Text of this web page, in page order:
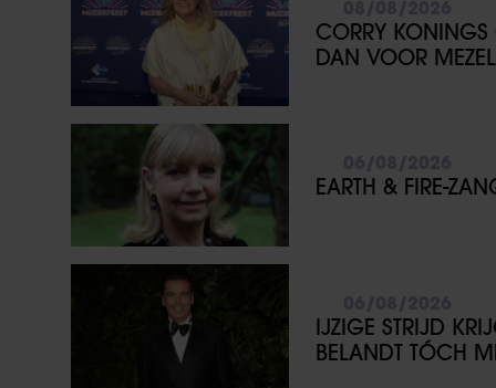
CORRY KONINGS
DAN VOOR
EARTH & FIRE-
IJZIGE STRIJD
BELANDT TÓCH